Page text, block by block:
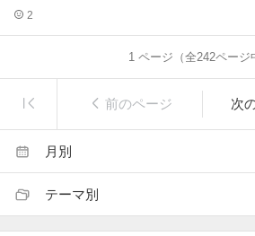
2
1 ページ（全242ページ
前のページ 次
月別
テーマ別